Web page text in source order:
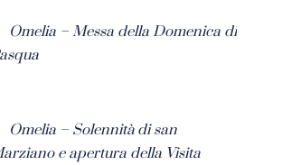
Omelia – Messa della Domenica di
Omelia – Solennità di san
e apertura della Visita